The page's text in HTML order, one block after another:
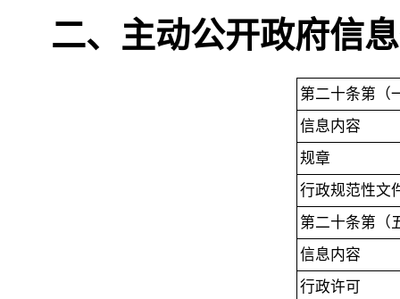
二、主动公开政府信
第二十条第（
信息内容
规章
行政规范性文
第二十条第（
信息内容
行政许可